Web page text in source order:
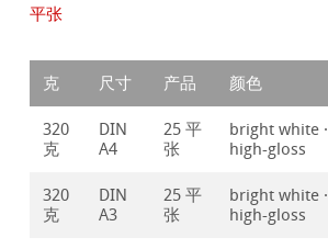
平张
克 尺寸 产品 颜色
320
克
DIN
A4
25 平
张
bright white ·
high-gloss
320
克
DIN
A3
25 平
张
bright white ·
high-gloss